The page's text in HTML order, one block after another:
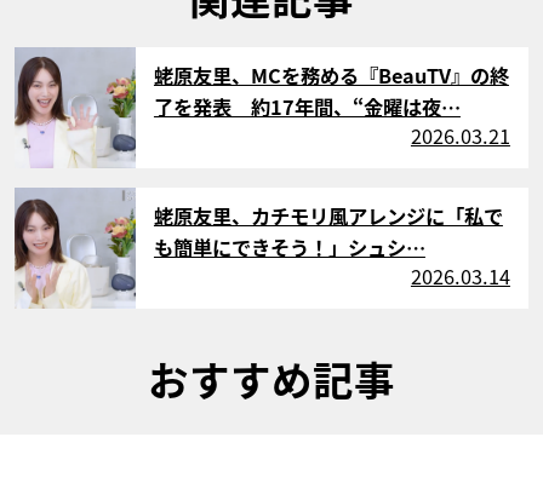
サムネイル
蛯原友里、MCを務める『BeauTV』の終
了を発表 約17年間、“金曜は夜…
2026.03.21
サムネイル
蛯原友里、カチモリ風アレンジに「私で
も簡単にできそう！」シュシ…
2026.03.14
おすすめ記事